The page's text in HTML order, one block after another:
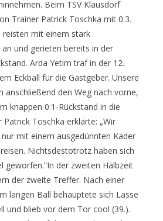
Beim TSV Klausdorf
Trainer Patrick Toschka mit 0:3.
reisten mit einem stark
und gerieten bereits in der
Arda Yetim traf in der 12.
Eckball für die Gastgeber. Unsere
anschließend den Weg nach vorne,
knappen 0:1-Rückstand in die
Patrick Toschka erklärte: „Wir
mit einem ausgedünnten Kader
Nichtsdestotrotz haben sich
geworfen.“In der zweiten Halbzeit
der zweite Treffer. Nach einer
langen Ball behauptete sich Lasse
und blieb vor dem Tor cool (39.).